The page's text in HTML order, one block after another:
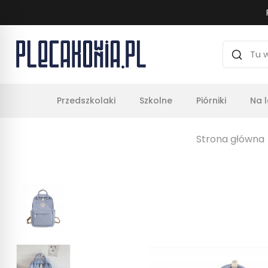
Przedszkolaki Szkolne Piórniki Na
Strona główna